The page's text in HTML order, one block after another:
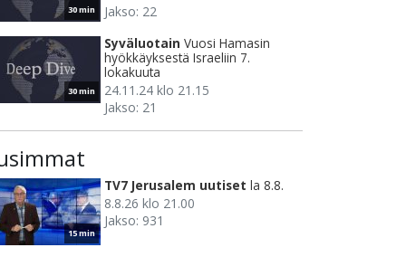
30 min
Jakso: 22
30 min
Syväluotain Vuosi Hamasin
hyökkäyksestä Israeliin 7.
lokakuuta
24.11.24 klo 21.15
Jakso: 21
15 min
TV7 Jerusalem uutiset la 8.8.
8.8.26 klo 21.00
Jakso: 931